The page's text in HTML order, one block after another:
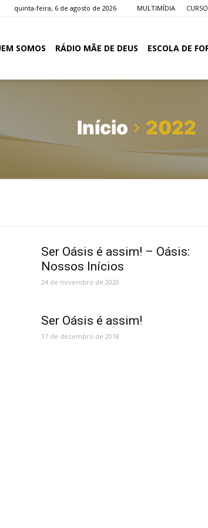
quinta-feira, 6 de agosto de 2026 MULTIMÍDIA
SOMOS RÁDIO MÃE DE DEUS ESCOLA DE
Início 2022
Ser Oásis é assim! – Oásis:
Nossos Inícios
24 de novembro de 2020
Ser Oásis é assim!
17 de dezembro de 2018